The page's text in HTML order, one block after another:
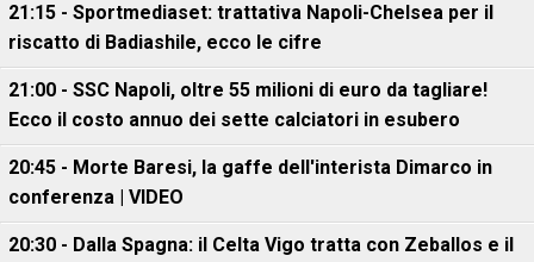
21:15 - Sportmediaset: trattativa Napoli-Chelsea per il
riscatto di Badiashile, ecco le cifre
21:00 - SSC Napoli, oltre 55 milioni di euro da tagliare!
Ecco il costo annuo dei sette calciatori in esubero
20:45 - Morte Baresi, la gaffe dell'interista Dimarco in
conferenza | VIDEO
20:30 - Dalla Spagna: il Celta Vigo tratta con Zeballos e il